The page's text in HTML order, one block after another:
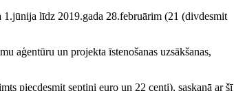
1.jūnija līdz 2019.gada 28.februārim (21 (divdesmit
aģentūru un projekta īstenošanas uzsākšanas,
piecdesmit septiņi euro un 22 centi), saskaņā ar šī